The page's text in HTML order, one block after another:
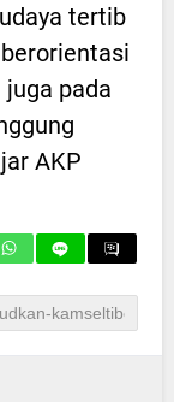
tertib
pada
AKP